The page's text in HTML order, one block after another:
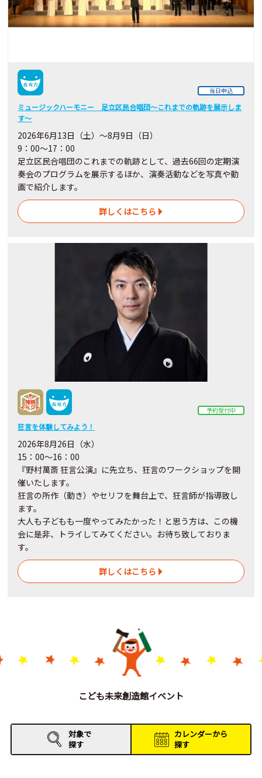
当日申込
ミュージックハーモニー 足立区民合唱団～これまでの軌跡を展示しま
す～
2026年6月13日（土）～8月9日（日）
9：00～17：00
足立区民合唱団のこれまでの軌跡として、過去66回の定期演
奏会のプログラムを展示するほか、演奏活動などを写真や動
画で紹介します。
詳しくはこちら
予約受付中
狂言を体験してみよう！
2026年8月26日（水）
15：00～16：00
『野村萬斎 狂言公演』に先立ち、狂言のワークショップを開
催いたします。
狂言の所作（動き）やセリフを舞台上で、狂言師が指導致し
ます。
大人も子どもも一度やってみたかった！と思う方は、この機
会に是非、トライしてみてください。お待ち致しておりま
す。
詳しくはこちら
こども未来創造館イベント
対象で
探す
カレンダーから
探す